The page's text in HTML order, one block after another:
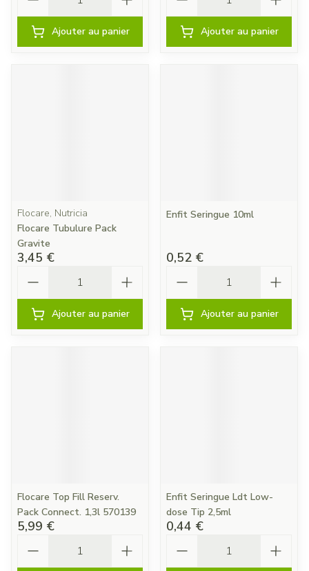
Ajouter au panier Ajouter au panier
Flocare, Nutricia
Flocare Tubulure Pack
Gravite
3,45 €
Ajouter au panier
Enfit Seringue 10ml
0,52 €
Ajouter au panier
Flocare Top Fill Reserv.
Pack Connect. 1,3l 570139
5,99 €
Enfit Seringue Ldt Low-
dose Tip 2,5ml
0,44 €